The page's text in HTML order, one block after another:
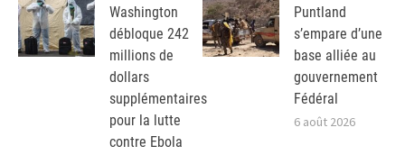
Washington
débloque 242
millions de
dollars
supplémentaires
pour la lutte
contre Ebola
Puntland
s’empare d’une
base alliée au
gouvernement
Fédéral
6 août 2026